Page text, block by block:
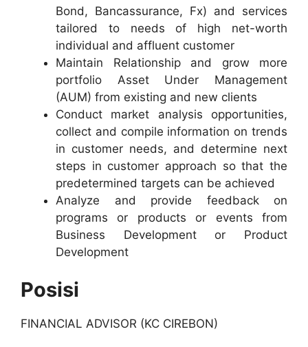
Bond, Bancassurance, Fx) and services
tailored to needs of high net-worth
individual and affluent customer
Maintain Relationship and grow more
portfolio Asset Under Management
(AUM) from existing and new clients
Conduct market analysis opportunities,
collect and compile information on trends
in customer needs, and determine next
steps in customer approach so that the
predetermined targets can be achieved
Analyze and provide feedback on
programs or products or events from
Business Development or Product
Development
Posisi
FINANCIAL ADVISOR (KC CIREBON)